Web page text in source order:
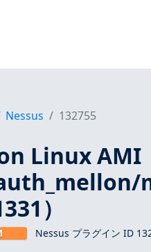
Nessus 132755
Linux AMI
）
Nessus プラグイン ID